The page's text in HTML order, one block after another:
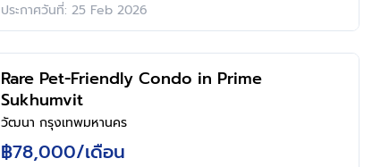
ประกาศวันที่: 25 Feb 2026
Rare Pet-Friendly Condo in Prime
Sukhumvit
วัฒนา กรุงเทพมหานคร
฿78,000/เดือน